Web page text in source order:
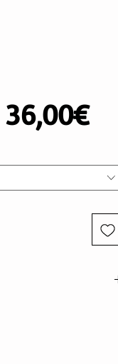
36,00€Prix